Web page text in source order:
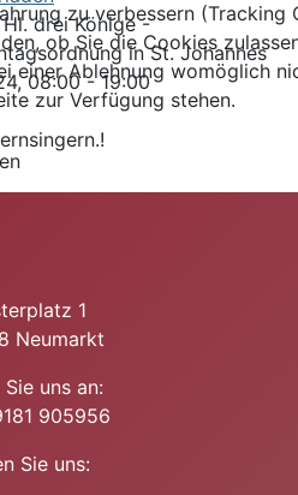
drei Könige -
in St. Johannes
08:00 - 19:00
1
Neumarkt
Sie uns an:
905956
Sie uns:
zu verbessern (Tracking
ob Sie die Cookies
einer Ablehnung womöglich
zur Verfügung stehen.